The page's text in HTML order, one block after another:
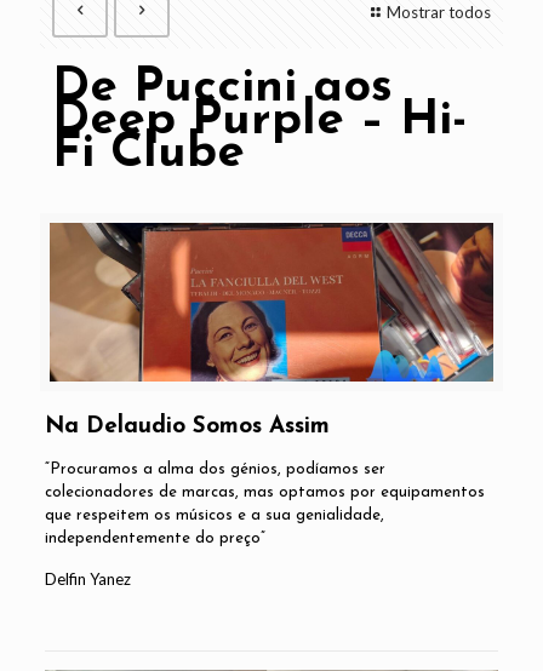
Mostrar todos
De Puccini aos
Deep Purple – Hi-
Fi Clube
Na Delaudio Somos Assim
“Procuramos a alma dos génios, podíamos ser
colecionadores de marcas, mas optamos por equipamentos
que respeitem os músicos e a sua genialidade,
independentemente do preço”
Delfin Yanez